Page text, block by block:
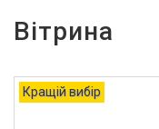
Вітрина
Кращій вибір